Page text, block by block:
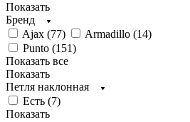
Показать
Бренд
Ajax (77) Armadillo (14)
Punto (151)
Показать все
Показать
Петля наклонная
Есть (7)
Показать